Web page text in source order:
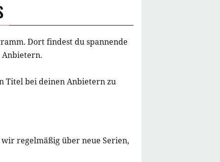
Dort findest du spannende
Anbietern.
Titel bei deinen Anbietern zu
regelmäßig über neue Serien,